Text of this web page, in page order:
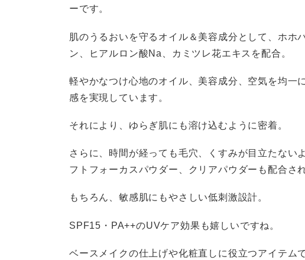
ーです。
肌のうるおいを守るオイル＆美容成分として、ホホ
ン、ヒアルロン酸Na、カミツレ花エキスを配合。
軽やかなつけ心地のオイル、美容成分、空気を均一
感を実現しています。
それにより、ゆらぎ肌にも溶け込むように密着。
さらに、時間が経っても毛穴、くすみが目立たない
フトフォーカスパウダー、クリアパウダーも配合さ
もちろん、敏感肌にもやさしい低刺激設計。
SPF15・PA++のUVケア効果も嬉しいですね。
ベースメイクの仕上げや化粧直しに役立つアイテムで